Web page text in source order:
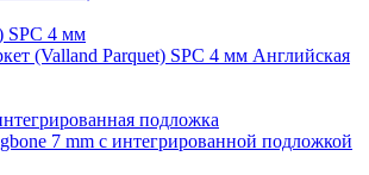
SPC 4 мм
(Valland Parquet) SPC 4 мм Английская
подложка
7 mm с интегрированной подложкой